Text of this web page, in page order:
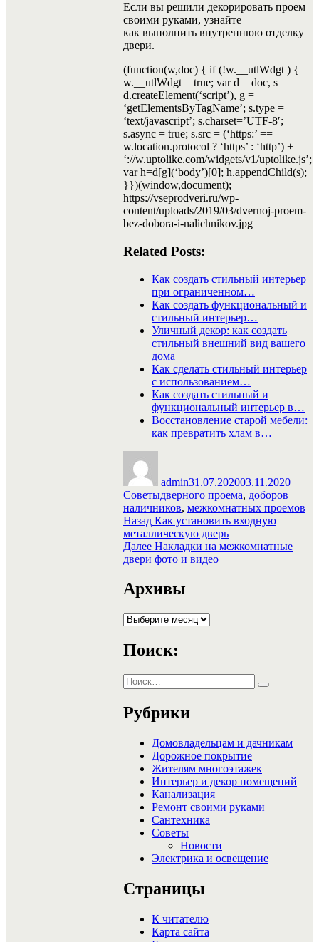
Если вы решили декорировать проем
своими руками, узнайте
как выполнить внутреннюю отделку
двери.
(function(w,doc) { if (!w.__utlWdgt ) {
w.__utlWdgt = true; var d = doc, s =
d.createElement(‘script’), g =
‘getElementsByTagName’; s.type =
‘text/javascript’; s.charset=’UTF-8′;
s.async = true; s.src = (‘https:’ ==
w.location.protocol ? ‘https’ : ‘http’) +
‘://w.uptolike.com/widgets/v1/uptolike.js’;
var h=d[g](‘body’)[0]; h.appendChild(s);
}})(window,document);
https://vseprodveri.ru/wp-
content/uploads/2019/03/dvernoj-proem-
bez-dobora-i-nalichnikov.jpg
Related Posts:
Как создать стильный интерьер
при ограниченном…
Как создать функциональный и
стильный интерьер…
Уличный декор: как создать
стильный внешний вид вашего
дома
Как сделать стильный интерьер
с использованием…
Как создать стильный и
функциональный интерьер в…
Восстановление старой мебели:
как превратить хлам в…
admin31.07.202003.11.2020
СоветыМетки
дверного проема, доборов
наличников, межкомнатных проемов
Навигация
по
записям
Назад Предыдущая
запись:
Как установить входную
металлическую дверь
Далее Следующая
запись:
Накладки на межкомнатные
двери фото и видео
Архивы
Архивы
Поиск:
Искать:
Поиск
Рубрики
Домовладельцам и дачникам
Дорожное покрытие
Жителям многоэтажек
Интерьер и декор помещений
Канализация
Ремонт своими руками
Сантехника
Советы
Новости
Электрика и освещение
Страницы
К читателю
Карта сайта